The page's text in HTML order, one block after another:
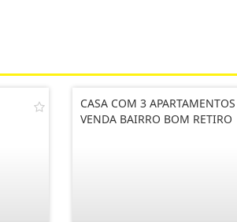
CASA COM 3
VENDA BAIRRO BOM RETIRO